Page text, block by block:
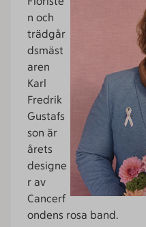
n och
trädgår
dsmäst
aren
Karl
Fredrik
Gustafs
son är
årets
designe
r av
Cancerf
ondens rosa band.